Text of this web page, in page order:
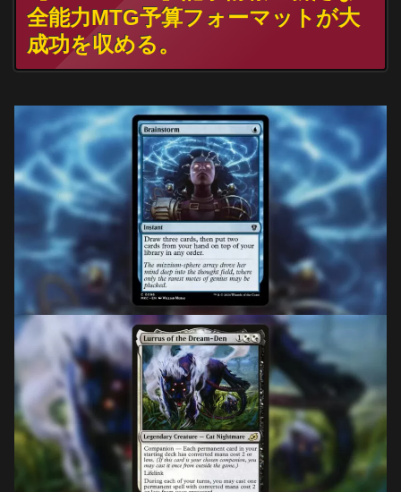
全能力MTG予算フォーマットが大
成功を収める。